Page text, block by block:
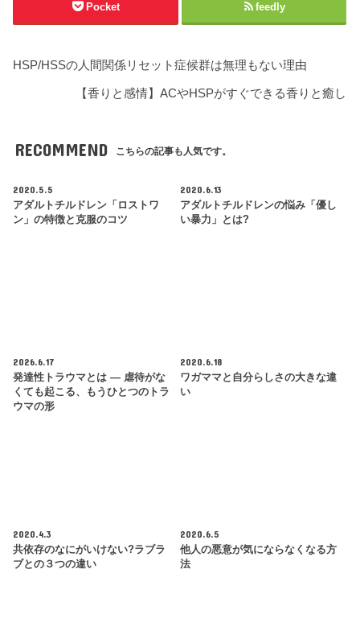
Pocket feedly
HSP/HSSの人間関係リセット症候群は無理もない理由
【香りと感情】ACやHSPがすぐできる香りと癒し
RECOMMEND こちらの記事も人気です。
2020.5.5
アダルトチルドレン「ロストワ
ン」の特徴と克服のコツ
2020.6.13
アダルトチルドレンの悩み「優し
い暴力」とは?
2026.6.17
発達性トラウマとは ― 虐待がな
くても起こる、もうひとつのトラ
ウマの形
2020.6.18
ワガママと自分らしさの大きな違
い
2020.4.3
共依存のなにがいけない?ラブラ
ブとの３つの違い
2020.6.5
他人の悪意が気にならなくなる方
法